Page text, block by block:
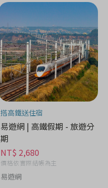
搭高鐵送住宿
易遊網 | 高鐵假期 - 旅遊分
期
NT$ 2,680
價格依實際結帳為主
易遊網